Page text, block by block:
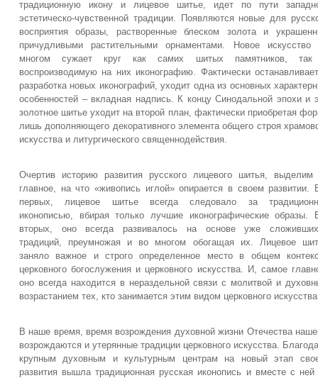
традиционную икону и лицевое шитье, идет по пути
эстетическо-чувственной традиции. Появляются новые для
восприятия образы, растворенные блеском золота и
причудливыми растительными орнаментами. Новое искусство
многом сужает круг как самих шитых памятников,
воспроизводимую на них иконографию. Фактически
разработка новых иконографий, уходит одна из основных
особенностей – вкладная надпись. К концу Синодальной эпохи и
золотное шитье уходит на второй план, фактически приобретая
лишь дополняющего декоративного элемента общего строя
искусства и литургического священнодействия.
Очертив историю развития русского лицевого шитья, выделим
главное, на что «живопись иглой» опирается в своем развитии.
первых, лицевое шитье всегда следовало за
иконописью, вбирая только лучшие иконографические образы.
вторых, оно всегда развивалось на основе уже
традиций, преумножая и во многом обогащая их. Лицевое
заняло важное и строго определенное место в общем
церковного богослужения и церковного искусства. И, самое
оно всегда находится в нераздельной связи с молитвой и
возрастанием тех, кто занимается этим видом церковного
В наше время, время возрождения духовной жизни Отечества
возрождаются и утерянные традиции церковного искусства.
крупным духовным и культурным центрам на новый этап
развития вышла традиционная русская иконопись и вместе с ней